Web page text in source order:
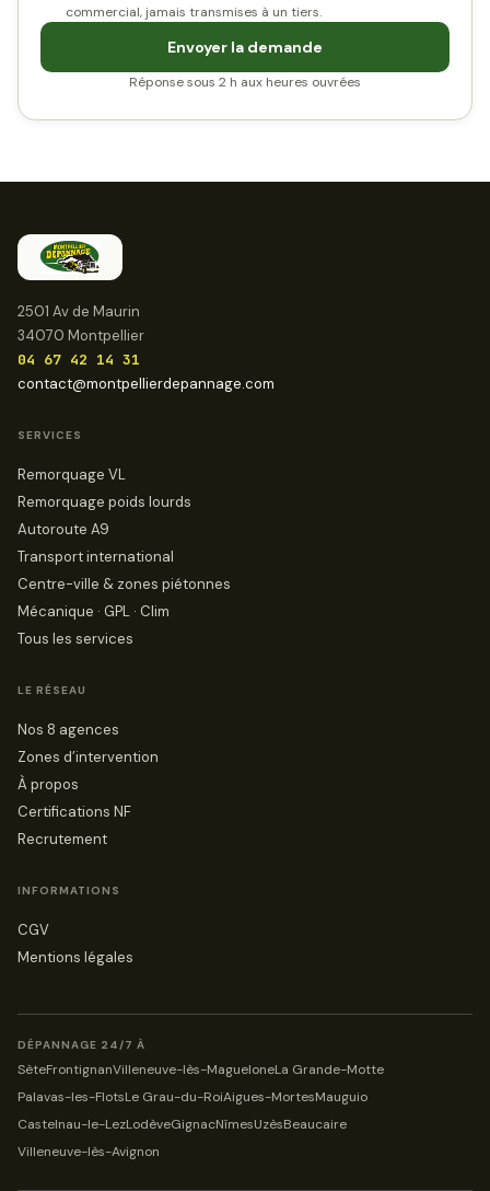
commercial, jamais transmises à un tiers.
Envoyer la demande
Réponse sous 2 h aux heures ouvrées
2501 Av de Maurin
34070 Montpellier
04 67 42 14 31
contact@montpellierdepannage.com
SERVICES
Remorquage VL
Remorquage poids lourds
Autoroute A9
Transport international
Centre-ville & zones piétonnes
Mécanique · GPL · Clim
Tous les services
LE RÉSEAU
Nos 8 agences
Zones d’intervention
À propos
Certifications NF
Recrutement
INFORMATIONS
CGV
Mentions légales
DÉPANNAGE 24/7 À
SèteFrontignanVilleneuve-lès-MagueloneLa Grande-Motte
Palavas-les-FlotsLe Grau-du-RoiAigues-MortesMauguio
Castelnau-le-LezLodèveGignacNîmesUzèsBeaucaire
Villeneuve-lès-Avignon